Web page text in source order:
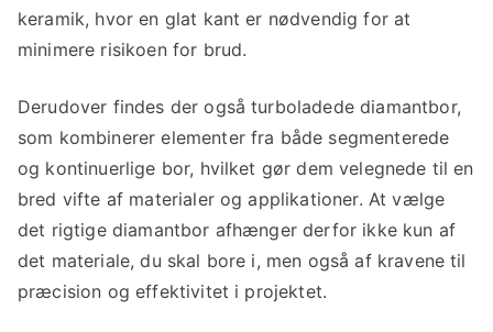
keramik, hvor en glat kant er nødvendig for at
minimere risikoen for brud.
Derudover findes der også turboladede diamantbor,
som kombinerer elementer fra både segmenterede
og kontinuerlige bor, hvilket gør dem velegnede til en
bred vifte af materialer og applikationer. At vælge
det rigtige diamantbor afhænger derfor ikke kun af
det materiale, du skal bore i, men også af kravene til
præcision og effektivitet i projektet.